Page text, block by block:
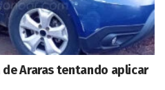
de Araras tentando aplicar